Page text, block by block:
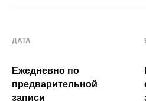
ДАТА
Ежедневно по
предварительной
записи